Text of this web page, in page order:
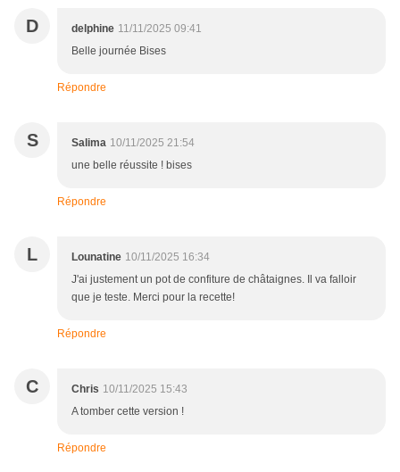
D delphine 11/11/2025 09:41
Belle journée Bises
Répondre
S Salima 10/11/2025 21:54
une belle réussite ! bises
Répondre
L Lounatine 10/11/2025 16:34
J'ai justement un pot de confiture de châtaignes. Il va falloir
que je teste. Merci pour la recette!
Répondre
C Chris 10/11/2025 15:43
A tomber cette version !
Répondre